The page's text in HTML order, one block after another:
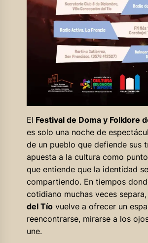
El Festival de Doma y Folklore
es solo una noche de
de un pueblo que defiende sus
apuesta a la cultura como
que entiende que la identidad
compartiendo. En tiempos
cotidiano muchas veces separa,
del Tíovuelve a ofrecer un
reencontrarse, mirarse a los
une.